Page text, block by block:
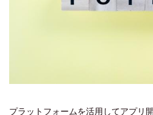
プラットフォームを活用してアプリ